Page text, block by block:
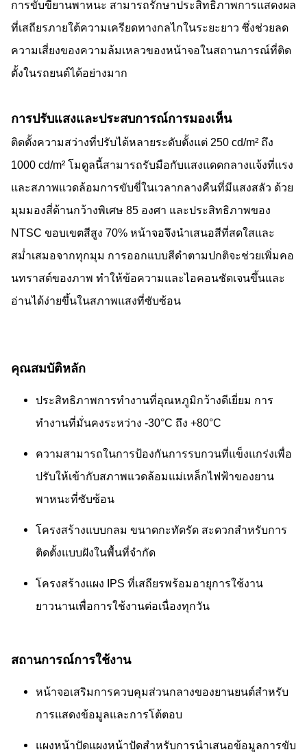
การขับขี่ยานพาหนะ สามารถรักษาประสิทธิภาพการแสดงผล
ที่เสถียรภายใต้ความเครียดทางกลไกในระยะยาว ซึ่งช่วยลด
ความเสี่ยงของความล้มเหลวของหน้าจอในสถานการณ์ที่ติด
ตั้งในรถยนต์ได้อย่างมาก
การปรับแสงและประสบการณ์การมองเห็น
ติดตั้งความสว่างที่ปรับได้หลายระดับตั้งแต่ 250 cd/m² ถึง
1000 cd/m² โมดูลนี้สามารถรับมือกับแสงแดดกลางแจ้งที่แรง
และสภาพแวดล้อมการขับขี่ในเวลากลางคืนที่มีแสงสลัว ด้วย
มุมมองสี่ด้านกว้างพิเศษ 85 ​​องศา และประสิทธิภาพของ
NTSC ขอบเขตสีสูง 70% หน้าจอจึงนำเสนอสีที่สดใสและ
สม่ำเสมอจากทุกมุม การออกแบบสีดำตามปกติจะช่วยเพิ่มคอ
นทราสต์ของภาพ ทำให้ข้อความและไอคอนชัดเจนขึ้นและ
อ่านได้ง่ายขึ้นในสภาพแสงที่ซับซ้อน
คุณสมบัติหลัก
ประสิทธิภาพการทำงานที่อุณหภูมิกว้างดีเยี่ยม การ
ทำงานที่มั่นคงระหว่าง -30°C ถึง +80°C
ความสามารถในการป้องกันการรบกวนที่แข็งแกร่งเพื่อ
ปรับให้เข้ากับสภาพแวดล้อมแม่เหล็กไฟฟ้าของยาน
พาหนะที่ซับซ้อน
โครงสร้างแบบกลม ขนาดกะทัดรัด สะดวกสำหรับการ
ติดตั้งแบบฝังในพื้นที่จำกัด
โครงสร้างแผง IPS ที่เสถียรพร้อมอายุการใช้งาน
ยาวนานเพื่อการใช้งานต่อเนื่องทุกวัน
สถานการณ์การใช้งาน
หน้าจอเสริมการควบคุมส่วนกลางของยานยนต์สำหรับ
การแสดงข้อมูลและการโต้ตอบ
แผงหน้าปัดแผงหน้าปัดสำหรับการนำเสนอข้อมูลการขับ